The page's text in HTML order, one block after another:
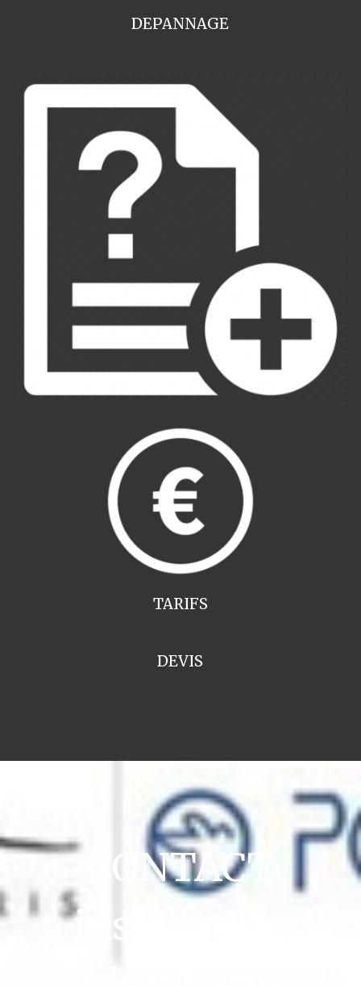
DEPANNAGE
TARIFS
DEVIS
CONTACT
installation